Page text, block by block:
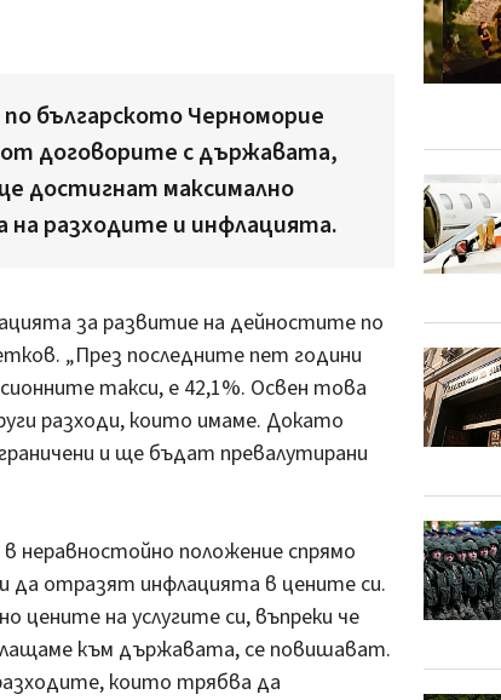
българското Черноморие
договорите с държавата,
достигнат максимално
разходите и инфлацията.
за развитие на дейностите по
„През последните пет години
такси, е 42,1%. Освен това
разходи, които имаме. Докато
и ще бъдат превалутирани
неравностойно положение спрямо
да отразят инфлацията в цените си.
на услугите си, въпреки че
към държавата, се повишават.
които трябва да